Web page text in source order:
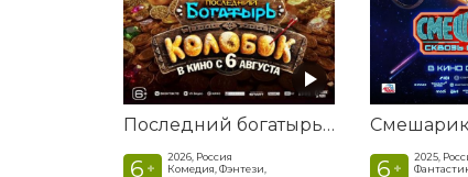
Последний богатырь. Колобок
6 +
2026, Россия
Комедия, Фэнтези,
6 +
2025,